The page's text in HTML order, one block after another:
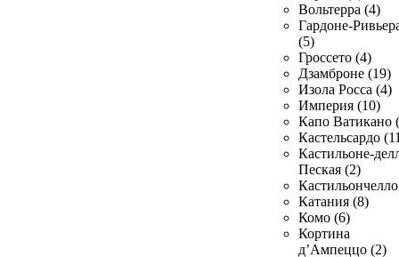
Вольтерра (4)
Гардоне-
(5)
Гроссето (4)
Дзамброне (19)
Изола Росса (4)
Империя (10)
Капо Ватикано
Кастельсардо
Кастильоне-
Пеская (2)
Катания (8)
Комо (6)
Кортина
д’Ампеццо (2)